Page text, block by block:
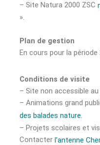
– Site Natura 2000 ZSC
».
Plan de gestion
En cours pour la période
Conditions de visite
– Site non accessible au
– Animations grand
des balades nature.
– Projets scolaires et
Contacter l’antenne